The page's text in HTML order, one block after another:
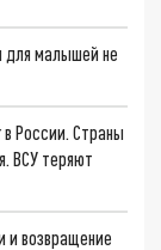
для малышей не
России. Страны
ВСУ теряют
и возвращение